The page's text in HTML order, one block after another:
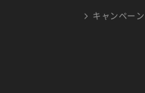
キャンペーン